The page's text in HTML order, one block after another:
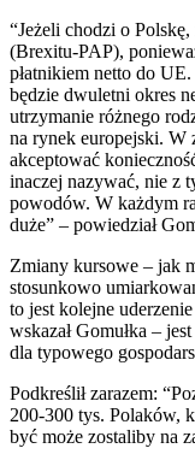
“Jeżeli chodzi o
(Brexitu-PAP),
płatnikiem netto do
będzie dwuletni okres
utrzymanie różnego
na rynek europejski. W
akceptować
inaczej nazywać, nie z
powodów. W każdym
duże” – powiedział
Zmiany kursowe – jak
stosunkowo
to jest kolejne
wskazał Gomułka –
dla typowego
Podkreślił zarazem:
200-300 tys. Polaków,
być może zostaliby na